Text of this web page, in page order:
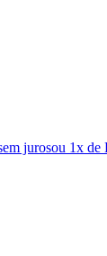
jurosou 1x de